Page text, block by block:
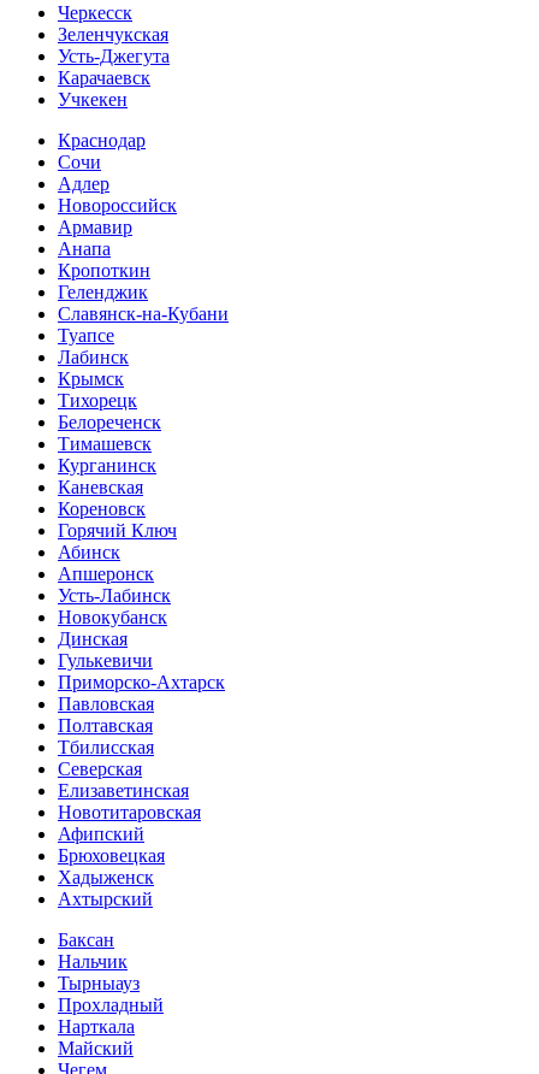
Черкесск
Зеленчукская
Усть-Джегута
Карачаевск
Учкекен
Краснодар
Сочи
Адлер
Новороссийск
Армавир
Анапа
Кропоткин
Геленджик
Славянск-на-Кубани
Туапсе
Лабинск
Крымск
Тихорецк
Белореченск
Тимашевск
Курганинск
Каневская
Кореновск
Горячий Ключ
Абинск
Апшеронск
Усть-Лабинск
Новокубанск
Динская
Гулькевичи
Приморско-Ахтарск
Павловская
Полтавская
Тбилисская
Северская
Елизаветинская
Новотитаровская
Афипский
Брюховецкая
Хадыженск
Ахтырский
Баксан
Нальчик
Тырныауз
Прохладный
Нарткала
Майский
Чегем